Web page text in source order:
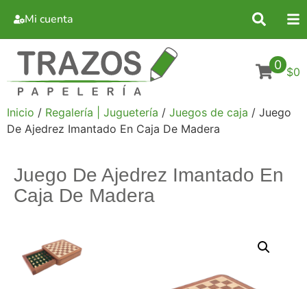
Mi cuenta
0 $0
Inicio / Regalería | Juguetería / Juegos de caja / Juego
De Ajedrez Imantado En Caja De Madera
Juego De Ajedrez Imantado En
Caja De Madera